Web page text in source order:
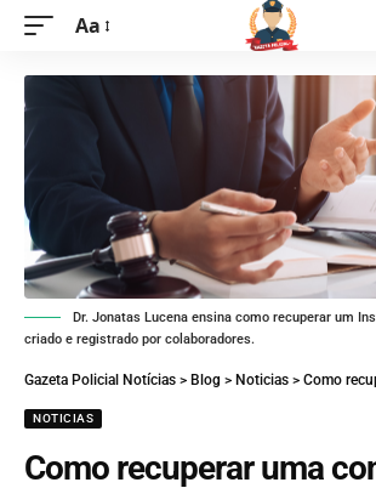
Aa
Dr. Jonatas Lucena ensina como recuperar um
criado e registrado por colaboradores.
Gazeta Policial Notícias > Blog > Noticias > Como recuperar uma
NOTICIAS
Como recuperar uma